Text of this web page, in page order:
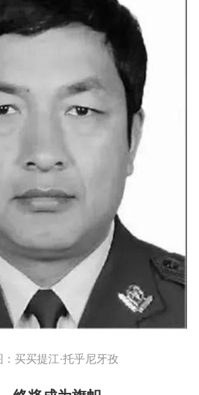
：买买提江·托乎尼牙孜